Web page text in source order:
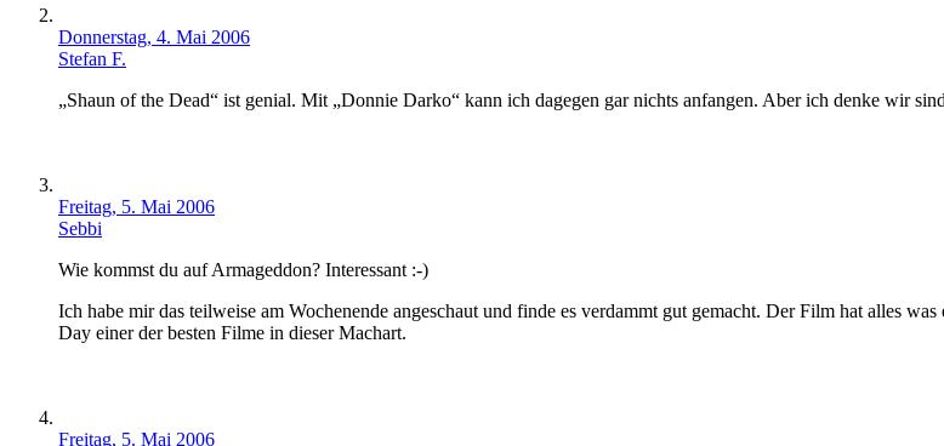
Donnerstag, 4. Mai 2006
Stefan F.
„Shaun of the Dead“ ist genial. Mit „Donnie Darko“ kann ich dagegen gar nichts anfangen. Aber ich denke wir
Freitag, 5. Mai 2006
Sebbi
Wie kommst du auf Armageddon? Interessant :-)
Ich habe mir das teilweise am Wochenende angeschaut und finde es verdammt gut gemacht. Der Film hat alles
Day einer der besten Filme in dieser Machart.
Freitag, 5. Mai 2006